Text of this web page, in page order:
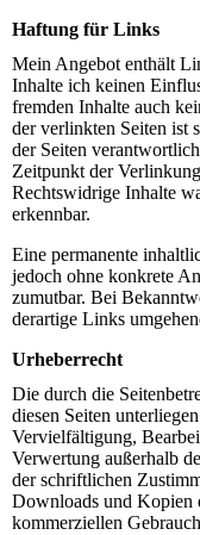
Haftung für Links
Mein Angebot enthält
Inhalte ich keinen
fremden Inhalte auch
der verlinkten Seiten ist
der Seiten
Zeitpunkt der
Rechtswidrige Inhalte
erkennbar.
Eine permanente
jedoch ohne konkrete
zumutbar. Bei
derartige Links
Urheberrecht
Die durch die
diesen Seiten
Vervielfältigung,
Verwertung außerhalb
der schriftlichen
Downloads und Kopien
kommerziellen